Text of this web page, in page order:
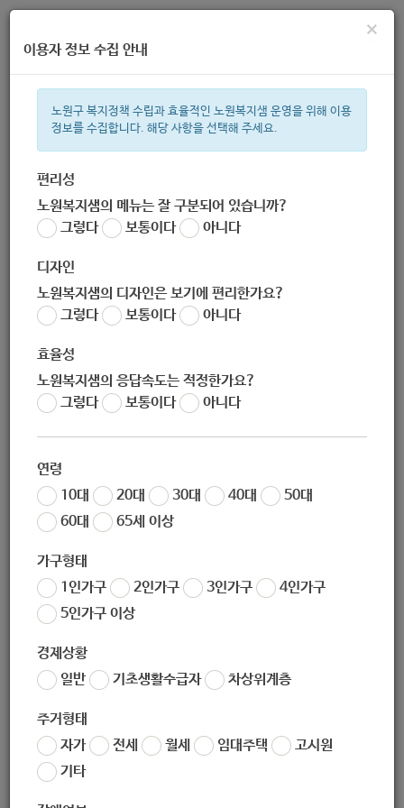
주간 인기검색어
한눈으로 보는 복지 정보
×
이용자 정보 수집 안내
노원구 복지정책 수립과 효율적인 노원복지샘 운영을 위해 이용
정보를 수집합니다. 해당 사항을 선택해 주세요.
편리성
노원복지샘의 메뉴는 잘 구분되어 있습니까?
그렇다
보통이다 아니다
디자인
노원복지샘의 디자인은 보기에 편리한가요?
그렇다
보통이다 아니다
효율성
노원복지샘의 응답속도는 적정한가요?
그렇다
보통이다 아니다
연령
10대
20대 30대 40대
50대
60대
65세 이상
가구형태
1인가구
2인가구 3인가구
4인가구
5인가구 이상
경제상황
일반
기초생활수급자 차상위계층
주거형태
자가
전세 월세 임대주택
고시원
기타
2020년 가족사업안내 1~2권
지침
작성자 노원 복지샘
236
2020년-가족사업안내-12권.zip
2020_지역사회보장협의체_운영안내(인쇄본)